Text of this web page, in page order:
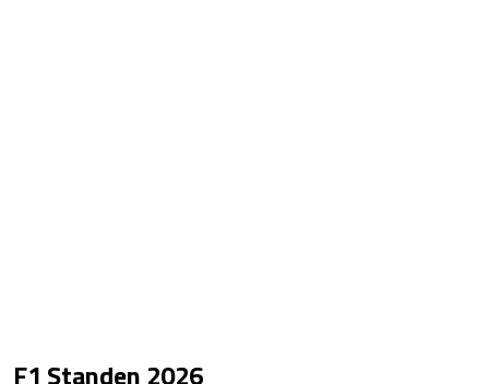
F1 Standen 2026